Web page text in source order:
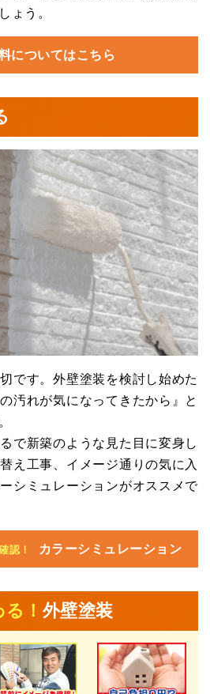
ょう。
についてはこちら
です。外壁塗装を検討し始めた
汚れが気になってきたから』と
で新築のような見た目に変身し
え工事、イメージ通りの気に入
シミュレーションがオススメで
認！ カラーシミュレーション
！ 外壁塗装